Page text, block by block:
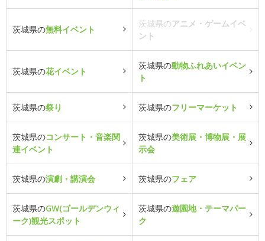
茨城県の無料イベント
茨城県のアニメ・ゲームイベ
ント
茨城県の花イベント
茨城県の動物ふれあいイベン
ト
茨城県の祭り 茨城県のフリーマーケット
茨城県のコンサート・音楽関
連イベント
茨城県の美術展・博物展・展
示会
茨城県の演劇・講演会 茨城県のフェア
茨城県のGW(ゴールデンウィ
ーク)観光スポット
茨城県の遊園地・テーマパー
ク